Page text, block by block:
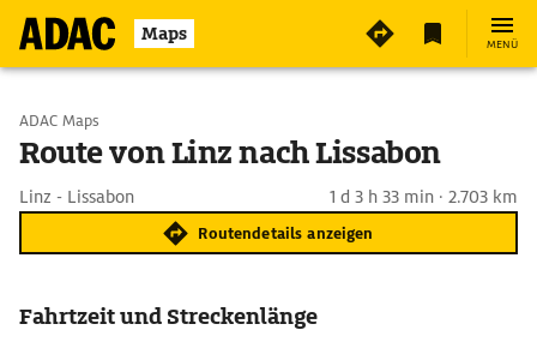
Maps MENÜ
Start wählen
ADAC Maps
Route von Linz nach Lissabon
Linz - Lissabon 1 d 3 h 33 min · 2.703 km
Routendetails anzeigen
Fahrtzeit und Streckenlänge